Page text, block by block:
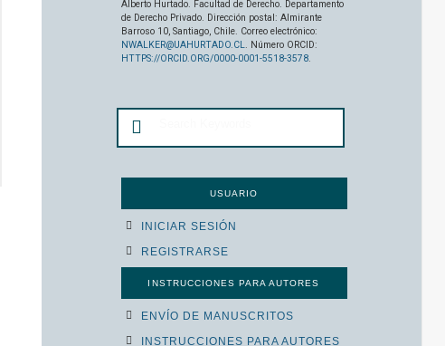
Alberto Hurtado. Facultad de Derecho. Departamento
de Derecho Privado. Dirección postal: Almirante
Barroso 10, Santiago, Chile. Correo electrónico:
NWALKER@UAHURTADO.CL. Número ORCID:
HTTPS://ORCID.ORG/0000-0001-5518-3578.
USUARIO
INICIAR SESIÓN
REGISTRARSE
INSTRUCCIONES PARA AUTORES
ENVÍO DE MANUSCRITOS
INSTRUCCIONES PARA AUTORES